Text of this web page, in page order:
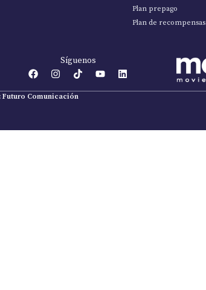
Plan prepago
Plan de recompensas
Síguenos
Comunicación